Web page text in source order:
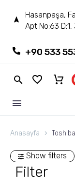
Hasanpaşa,
Apt No:63 D:1,
+90 533
Anasayfa
Show filters
Filter